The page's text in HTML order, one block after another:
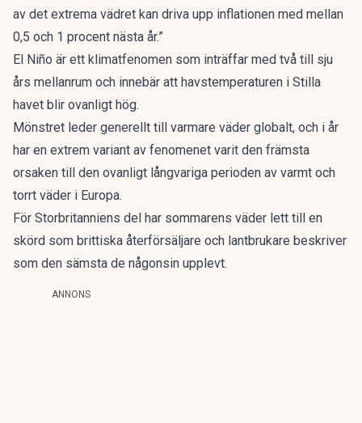
av det extrema vädret kan driva upp inflationen med mellan
0,5 och 1 procent nästa år.”
El Niño är ett klimatfenomen som inträffar med två till sju
års mellanrum och innebär att havstemperaturen i Stilla
havet blir ovanligt hög.
Mönstret leder generellt till varmare väder globalt, och i år
har en extrem variant av fenomenet varit den främsta
orsaken till den ovanligt långvariga perioden av varmt och
torrt väder i Europa.
För Storbritanniens del har sommarens väder lett till en
skörd som brittiska återförsäljare och lantbrukare beskriver
som den sämsta de någonsin upplevt.
ANNONS